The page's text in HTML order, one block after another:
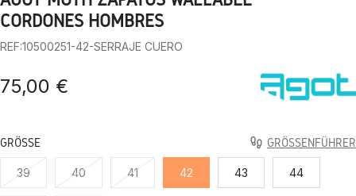
1 2 3 4 5 6 7 8
CORDONES HOMBRES
REF:10500251-42-SERRAJE CUERO
75,00 €
GRÖSSE GRÖSSENFÜHRER
39 40 41 42 43 44